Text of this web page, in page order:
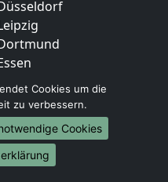
Cookies um die
zu verbessern.
Cookies